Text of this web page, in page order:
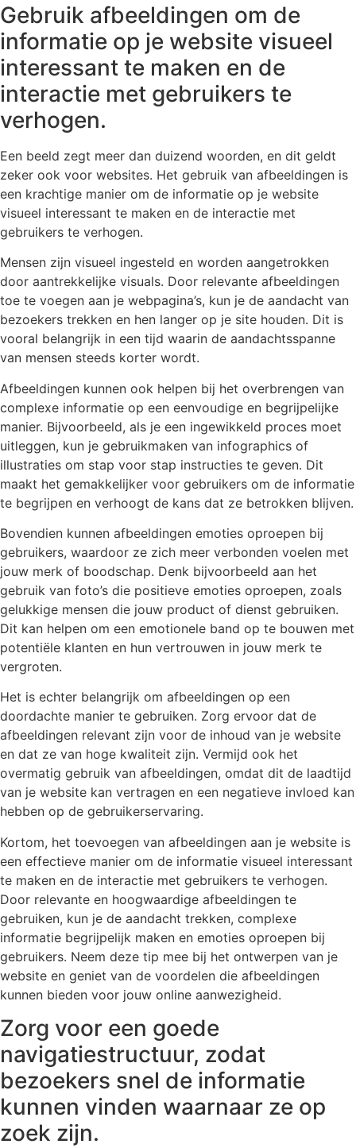
Gebruik afbeeldingen om de
informatie op je website visueel
interessant te maken en de
interactie met gebruikers te
verhogen.
Een beeld zegt meer dan duizend woorden, en dit geldt
zeker ook voor websites. Het gebruik van afbeeldingen is
een krachtige manier om de informatie op je website
visueel interessant te maken en de interactie met
gebruikers te verhogen.
Mensen zijn visueel ingesteld en worden aangetrokken
door aantrekkelijke visuals. Door relevante afbeeldingen
toe te voegen aan je webpagina’s, kun je de aandacht van
bezoekers trekken en hen langer op je site houden. Dit is
vooral belangrijk in een tijd waarin de aandachtsspanne
van mensen steeds korter wordt.
Afbeeldingen kunnen ook helpen bij het overbrengen van
complexe informatie op een eenvoudige en begrijpelijke
manier. Bijvoorbeeld, als je een ingewikkeld proces moet
uitleggen, kun je gebruikmaken van infographics of
illustraties om stap voor stap instructies te geven. Dit
maakt het gemakkelijker voor gebruikers om de informatie
te begrijpen en verhoogt de kans dat ze betrokken blijven.
Bovendien kunnen afbeeldingen emoties oproepen bij
gebruikers, waardoor ze zich meer verbonden voelen met
jouw merk of boodschap. Denk bijvoorbeeld aan het
gebruik van foto’s die positieve emoties oproepen, zoals
gelukkige mensen die jouw product of dienst gebruiken.
Dit kan helpen om een emotionele band op te bouwen met
potentiële klanten en hun vertrouwen in jouw merk te
vergroten.
Het is echter belangrijk om afbeeldingen op een
doordachte manier te gebruiken. Zorg ervoor dat de
afbeeldingen relevant zijn voor de inhoud van je website
en dat ze van hoge kwaliteit zijn. Vermijd ook het
overmatig gebruik van afbeeldingen, omdat dit de laadtijd
van je website kan vertragen en een negatieve invloed kan
hebben op de gebruikerservaring.
Kortom, het toevoegen van afbeeldingen aan je website is
een effectieve manier om de informatie visueel interessant
te maken en de interactie met gebruikers te verhogen.
Door relevante en hoogwaardige afbeeldingen te
gebruiken, kun je de aandacht trekken, complexe
informatie begrijpelijk maken en emoties oproepen bij
gebruikers. Neem deze tip mee bij het ontwerpen van je
website en geniet van de voordelen die afbeeldingen
kunnen bieden voor jouw online aanwezigheid.
Zorg voor een goede
navigatiestructuur, zodat
bezoekers snel de informatie
kunnen vinden waarnaar ze op
zoek zijn.